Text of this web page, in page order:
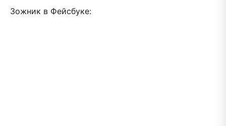
Зожник в Фейсбуке: